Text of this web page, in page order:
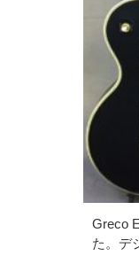
Greco
た。デ